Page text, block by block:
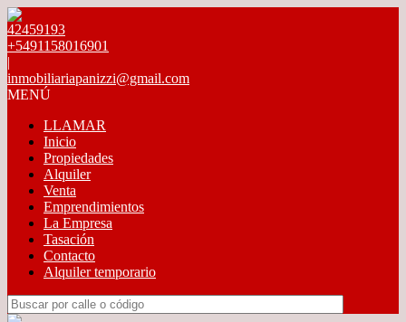
42459193
+5491158016901
|
inmobiliariapanizzi@gmail.com
MENÚ
LLAMAR
Inicio
Propiedades
Alquiler
Venta
Emprendimientos
La Empresa
Tasación
Contacto
Alquiler temporario